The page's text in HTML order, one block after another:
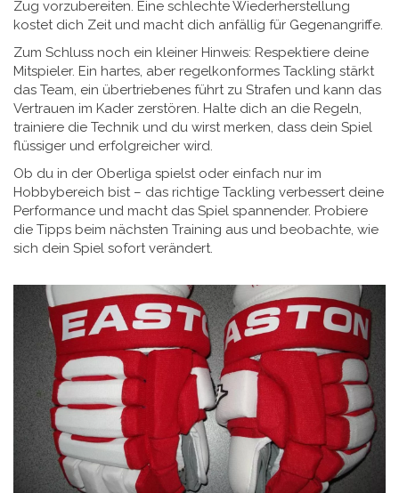
Zug vorzubereiten. Eine schlechte Wiederherstellung
kostet dich Zeit und macht dich anfällig für Gegenangriffe.
Zum Schluss noch ein kleiner Hinweis: Respektiere deine
Mitspieler. Ein hartes, aber regelkonformes Tackling stärkt
das Team, ein übertriebenes führt zu Strafen und kann das
Vertrauen im Kader zerstören. Halte dich an die Regeln,
trainiere die Technik und du wirst merken, dass dein Spiel
flüssiger und erfolgreicher wird.
Ob du in der Oberliga spielst oder einfach nur im
Hobbybereich bist – das richtige Tackling verbessert deine
Performance und macht das Spiel spannender. Probiere
die Tipps beim nächsten Training aus und beobachte, wie
sich dein Spiel sofort verändert.